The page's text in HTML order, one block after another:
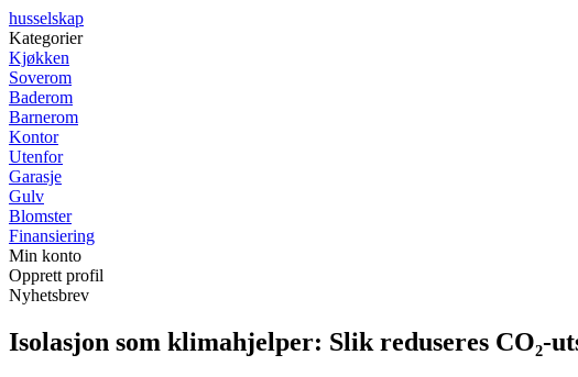
husselskap
Kategorier
Kjøkken
Soverom
Baderom
Barnerom
Kontor
Utenfor
Garasje
Gulv
Blomster
Finansiering
Min konto
Opprett profil
Nyhetsbrev
Isolasjon som klimahjelper: Slik reduseres CO₂-